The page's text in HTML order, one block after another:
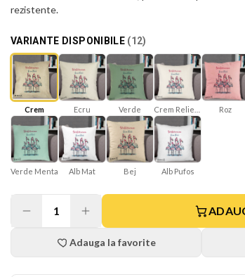
rezistente.
VARIANTE DISPONIBILE (12)
Crem Ecru Verde Roz
Verde Menta Alb Mat Bej Alb Pufos
1
Adauga la favorite